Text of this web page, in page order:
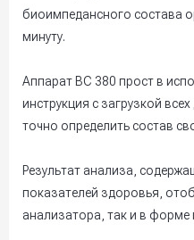
биоимпедансного состава
минуту.
Аппарат BC 380 прост в
инструкция с загрузкой
точно определить состав
Результат анализа,
показателей здоровья,
анализатора, так и в форме